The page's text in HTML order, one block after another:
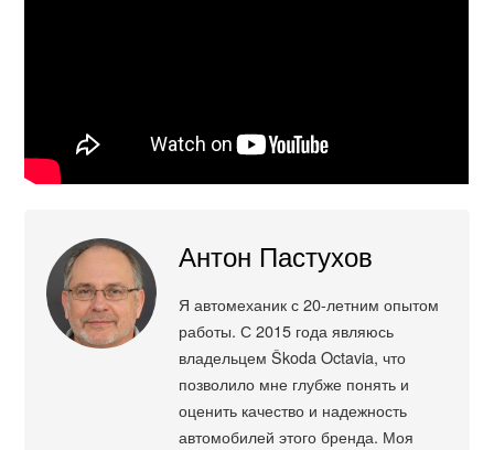
Антон Пастухов
Я автомеханик с 20-летним опытом
работы. С 2015 года являюсь
владельцем Škoda Octavia, что
позволило мне глубже понять и
оценить качество и надежность
автомобилей этого бренда. Моя